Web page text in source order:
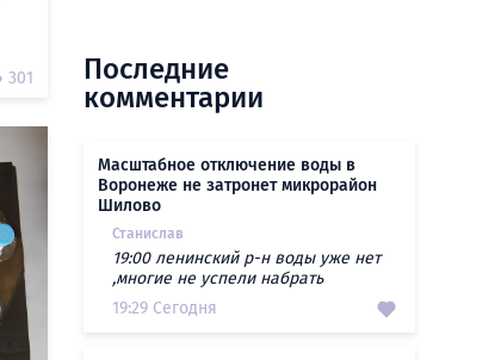
301
Последние
комментарии
Масштабное отключение воды в
Воронеже не затронет микрорайон
Шилово
Станислав
19:00 ленинский р-н воды уже нет
,многие не успели набрать
19:29 Сегодня